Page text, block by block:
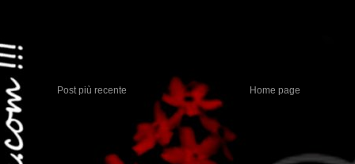
Post più recente Home page